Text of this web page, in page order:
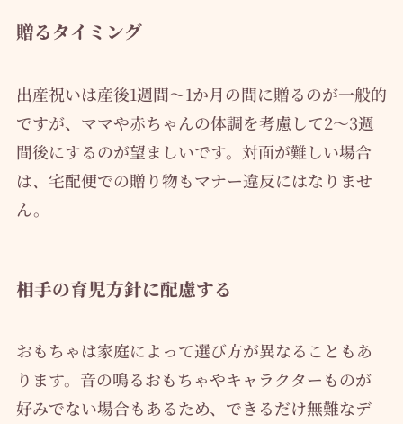
贈るタイミング
出産祝いは産後1週間〜1か月の間に贈るのが一般的
ですが、ママや赤ちゃんの体調を考慮して2〜3週
間後にするのが望ましいです。対面が難しい場合
は、宅配便での贈り物もマナー違反にはなりませ
ん。
相手の育児方針に配慮する
おもちゃは家庭によって選び方が異なることもあ
ります。音の鳴るおもちゃやキャラクターものが
好みでない場合もあるため、できるだけ無難なデ